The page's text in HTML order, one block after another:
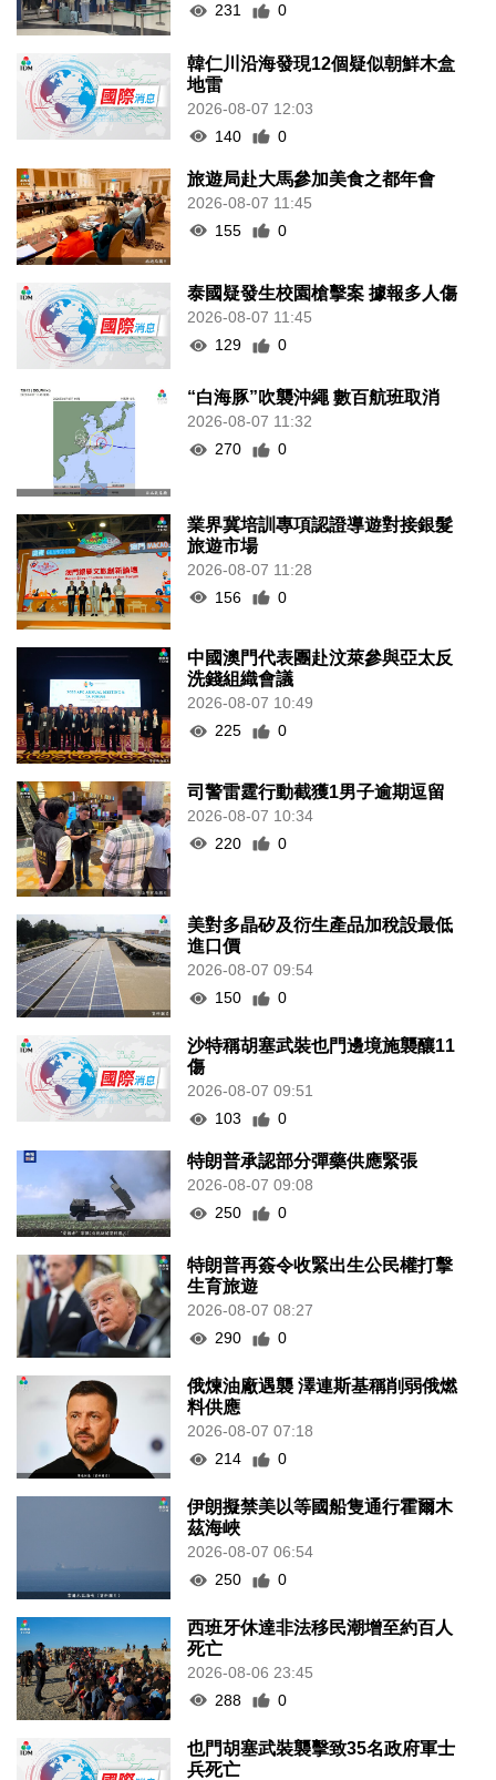
231
0
韓仁川沿海發現12個疑似朝鮮木盒
地雷
2026-08-07 12:03
140
0
旅遊局赴大馬參加美食之都年會
2026-08-07 11:45
155
0
泰國疑發生校園槍擊案 據報多人傷
2026-08-07 11:45
129
0
“白海豚”吹襲沖繩 數百航班取消
2026-08-07 11:32
270
0
業界冀培訓專項認證導遊對接銀髮
旅遊市場
2026-08-07 11:28
156
0
中國澳門代表團赴汶萊參與亞太反
洗錢組織會議
2026-08-07 10:49
225
0
司警雷霆行動截獲1男子逾期逗留
2026-08-07 10:34
220
0
美對多晶矽及衍生產品加稅設最低
進口價
2026-08-07 09:54
150
0
沙特稱胡塞武裝也門邊境施襲釀11
傷
2026-08-07 09:51
103
0
特朗普承認部分彈藥供應緊張
2026-08-07 09:08
250
0
特朗普再簽令收緊出生公民權打擊
生育旅遊
2026-08-07 08:27
290
0
俄煉油廠遇襲 澤連斯基稱削弱俄燃
料供應
2026-08-07 07:18
214
0
伊朗擬禁美以等國船隻通行霍爾木
茲海峽
2026-08-07 06:54
250
0
西班牙休達非法移民潮增至約百人
死亡
2026-08-06 23:45
288
0
也門胡塞武裝襲擊致35名政府軍士
兵死亡